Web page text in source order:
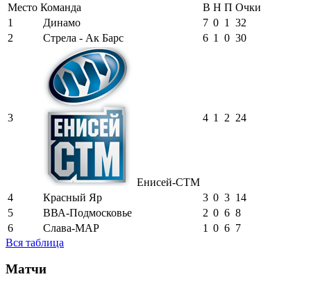
Место Команда В Н П Очки
1
Динамо 7 0 1
32
2
Стрела - Ак Барс 6 1 0 30
3
Енисей-СТМ
4 1 2 24
4 Красный Яр 3 0 3 14
5
ВВА-Подмосковье 2 0 6 8
6
Слава-МАР 1 0 6 7
Вся таблица
Матчи